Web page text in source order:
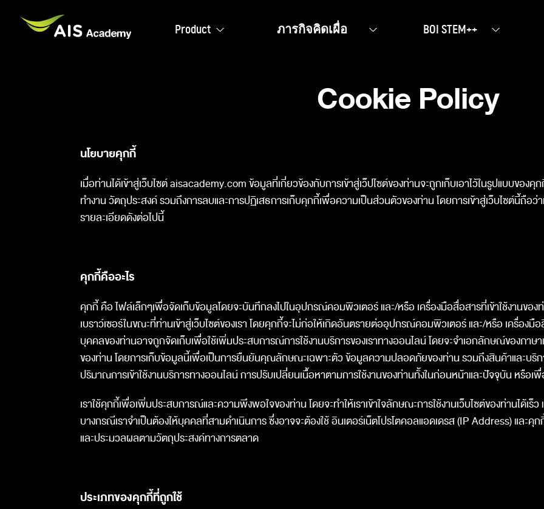
Product ภารกิจคิดเผื่อ BOI STEM++
Cookie Policy
นโยบายคุกกี้
เมื่อท่านได้เข้าสู่เว็บไซต์ aisacademy.com ข้อมูลที่เกี่ยวข้องกับการเข้าสู่เว็ปไซต์ของท่านจะถูกเก็บเอาไว้ในรูปแบบขอ
ทำงาน วัตถุประสงค์ รวมถึงการลบและการปฏิเสธการเก็บคุกกี้เพื่อความเป็นส่วนตัวของท่าน โดยการเข้าสู่เว็บไซต์นี้ถื
รายละเอียดดังต่อไปนี้
คุกกี้คืออะไร
คุกกี้ คือ ไฟล์เล็กๆเพื่อจัดเก็บข้อมูลโดยจะบันทึกลงไปในอุปกรณ์คอมพิวเตอร์ และ/หรือ เครื่องมือสื่อสารที่เข้าใช้งานของ
เบราว์เซอร์ในขณะที่ท่านเข้าสู่เว็บไซต์ของเรา โดยคุกกี้จะไม่ก่อให้เกิดอันตรายต่ออุปกรณ์คอมพิวเตอร์ และ/หรือ เครื่อ
บุคคลของท่านอาจถูกจัดเก็บเพื่อใช้เพิ่มประสบการณ์การใช้งานบริการของเราทางออนไลน์ โดยจะจำเอกลักษณ์ของภาษ
ของท่าน โดยการเก็บข้อมูลนี้เพื่อเป็นการยืนยันคุณลักษณะเฉพาะตัว ข้อมูลความปลอดภัยของท่าน รวมถึงสินค้าและบริ
ปริมาณการเข้าใช้งานบริการทางออนไลน์ การปรับเปลี่ยนเนื้อหาตามการใช้งานของท่านทั้งในก่อนหน้าและปัจจุบัน หรือ
เราใช้คุกกี้เพื่อเพิ่มประสบการณ์และความพึงพอใจของท่าน โดยจะทำให้เราเข้าใจลักษณะการใช้งานเว็บไซต์ของท่านได้เร็ว
บางกรณีเราจำเป็นต้องให้บุคคลที่สามดำเนินการ ซึ่งอาจจะต้องใช้ อินเตอร์เน็ตโปรโตคอลแอดเดรส (IP Address) และ
และประมวลผลตามวัตถุประสงค์ทางการตลาด
ประเภทของคุกกี้ที่ถูกใช้